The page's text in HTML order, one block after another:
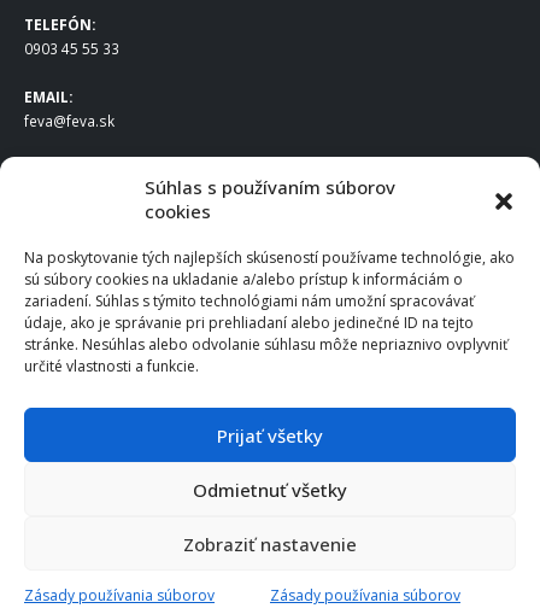
Súhlas s používaním súborov
cookies
Na poskytovanie tých najlepších skúseností používame technológie, ako
sú súbory cookies na ukladanie a/alebo prístup k informáciám o
zariadení. Súhlas s týmito technológiami nám umožní spracovávať
údaje, ako je správanie pri prehliadaní alebo jedinečné ID na tejto
stránke. Nesúhlas alebo odvolanie súhlasu môže nepriaznivo ovplyvniť
určité vlastnosti a funkcie.
Prijať všetky
Odmietnuť všetky
Zobraziť nastavenie
Zásady používania súborov
Zásady používania súborov
TELEFÓN:
0903 45 55 33
EMAIL:
feva@feva.sk
FEVA Slovakia SK s.r.o.
831 04 Bratislava
IČO: 50922688
DIČ: 2120539388
IČ DPH: SK2120539388
Po – Pia: 8:00 – 16:30